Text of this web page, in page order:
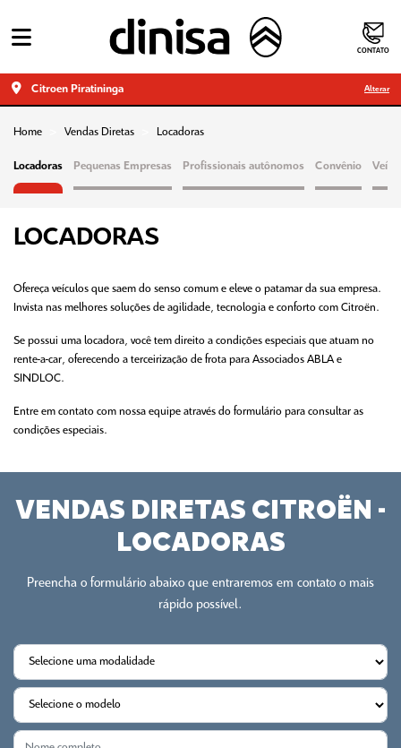
CONTATO
Citroen Piratininga Alterar
Home Vendas Diretas Locadoras
Pequenas Empresas Profissionais autônomos Convênio
Locadoras
LOCADORAS
Ofereça veículos que saem do senso comum e eleve o patamar da sua empresa.
Invista nas melhores soluções de agilidade, tecnologia e conforto com Citroën.
Se possui uma locadora, você tem direito a condições especiais que atuam no
rente-a-car, oferecendo a terceirização de frota para Associados ABLA e
SINDLOC.
Entre em contato com nossa equipe através do formulário para consultar as
condições especiais.
VENDAS DIRETAS CITROËN -
LOCADORAS
Preencha o formulário abaixo que entraremos em contato o mais
rápido possível.